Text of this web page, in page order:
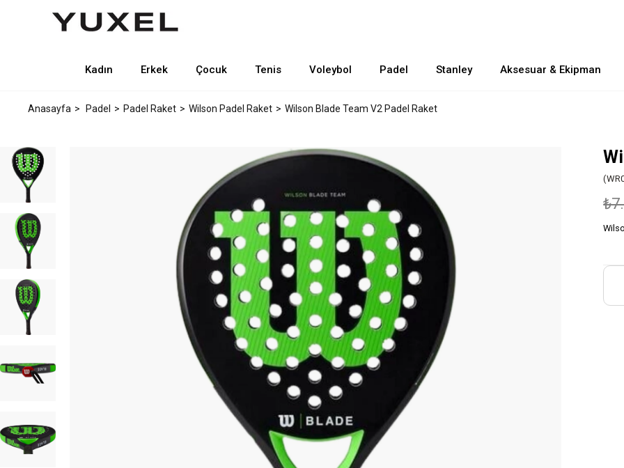
Kadın Erkek Çocuk Tenis Voleybol Padel Stanley Aksesuar & Ekipman
Anasayfa Padel Padel Raket Wilson Padel Raket Wilson Blade Team V2 Padel Raket